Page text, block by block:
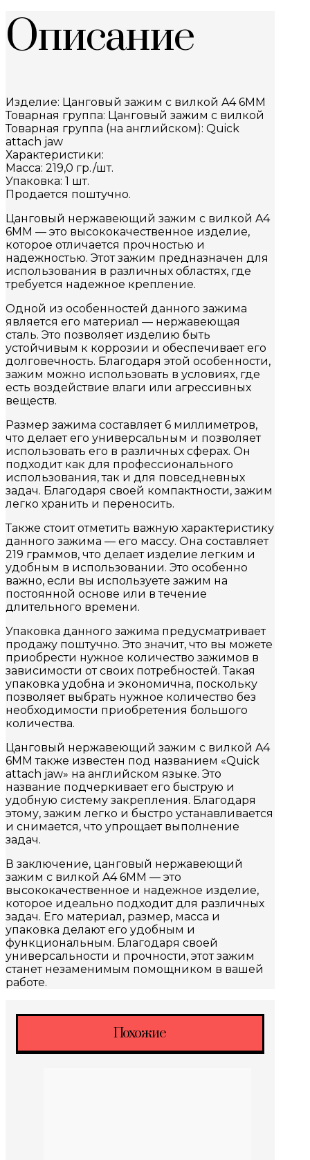
Описание
Изделие: Цанговый зажим с вилкой A4 6MM
Товарная группа: Цанговый зажим с вилкой
Товарная группа (на английском): Quick
attach jaw
Характеристики:
Масса: 219,0 гр./шт.
Упаковка: 1 шт.
Продается поштучно.
Цанговый нержавеющий зажим с вилкой A4
6MM — это высококачественное изделие,
которое отличается прочностью и
надежностью. Этот зажим предназначен для
использования в различных областях, где
требуется надежное крепление.
Одной из особенностей данного зажима
является его материал — нержавеющая
сталь. Это позволяет изделию быть
устойчивым к коррозии и обеспечивает его
долговечность. Благодаря этой особенности,
зажим можно использовать в условиях, где
есть воздействие влаги или агрессивных
веществ.
Размер зажима составляет 6 миллиметров,
что делает его универсальным и позволяет
использовать его в различных сферах. Он
подходит как для профессионального
использования, так и для повседневных
задач. Благодаря своей компактности, зажим
легко хранить и переносить.
Также стоит отметить важную характеристику
данного зажима — его массу. Она составляет
219 граммов, что делает изделие легким и
удобным в использовании. Это особенно
важно, если вы используете зажим на
постоянной основе или в течение
длительного времени.
Упаковка данного зажима предусматривает
продажу поштучно. Это значит, что вы можете
приобрести нужное количество зажимов в
зависимости от своих потребностей. Такая
упаковка удобна и экономична, поскольку
позволяет выбрать нужное количество без
необходимости приобретения большого
количества.
Цанговый нержавеющий зажим с вилкой A4
6MM также известен под названием «Quick
attach jaw» на английском языке. Это
название подчеркивает его быструю и
удобную систему закрепления. Благодаря
этому, зажим легко и быстро устанавливается
и снимается, что упрощает выполнение
задач.
В заключение, цанговый нержавеющий
зажим с вилкой A4 6MM — это
высококачественное и надежное изделие,
которое идеально подходит для различных
задач. Его материал, размер, масса и
упаковка делают его удобным и
функциональным. Благодаря своей
универсальности и прочности, этот зажим
станет незаменимым помощником в вашей
работе.
Похожие